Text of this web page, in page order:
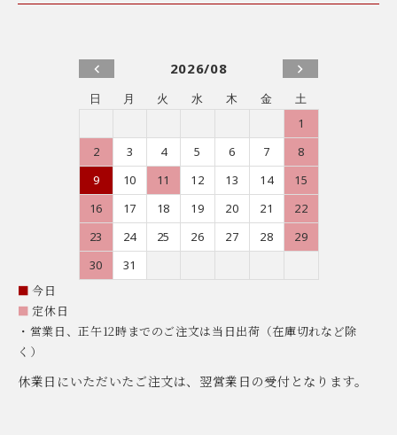
2026/08
日 月 火 水 木 金
土
1
2
3 4 5 6 7
8
9
10 11 12 13 14
15
16
17 18 19 20 21
22
23
24 25 26 27 28
29
30
31
■ 今日
■ 定休日
・営業日、正午12時までのご注文は当日出荷（在庫切れなど除
く）
休業日にいただいたご注文は、翌営業日の受付となります。